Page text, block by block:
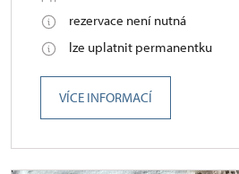
rezervace není nutná
lze uplatnit permanentku
VÍCE INFORMACÍ